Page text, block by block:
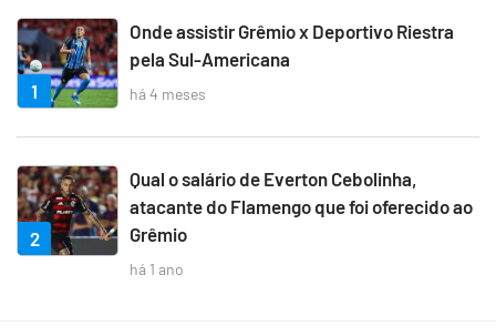
1
Onde assistir Grêmio x Deportivo Riestra
pela Sul-Americana
há 4 meses
2
Qual o salário de Everton Cebolinha,
atacante do Flamengo que foi oferecido ao
Grêmio
há 1 ano